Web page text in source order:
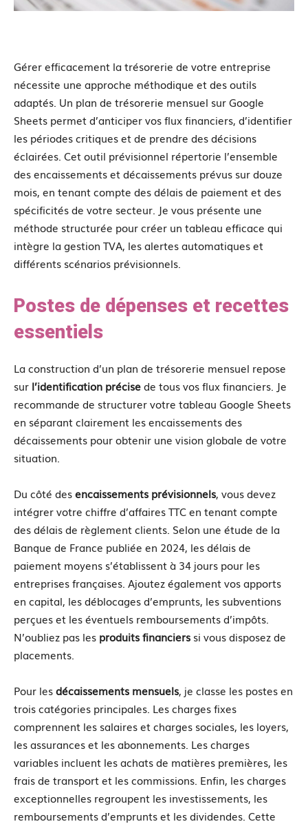
Gérer efficacement la trésorerie de votre entreprise
nécessite une approche méthodique et des outils
adaptés. Un plan de trésorerie mensuel sur Google
Sheets permet d’anticiper vos flux financiers, d’identifier
les périodes critiques et de prendre des décisions
éclairées. Cet outil prévisionnel répertorie l’ensemble
des encaissements et décaissements prévus sur douze
mois, en tenant compte des délais de paiement et des
spécificités de votre secteur. Je vous présente une
méthode structurée pour créer un tableau efficace qui
intègre la gestion TVA, les alertes automatiques et
différents scénarios prévisionnels.
Postes de dépenses et recettes
essentiels
La construction d’un plan de trésorerie mensuel repose
sur l’identification précisede tous vos flux financiers. Je
recommande de structurer votre tableau Google Sheets
en séparant clairement les encaissements des
décaissements pour obtenir une vision globale de votre
situation.
Du côté desencaissements prévisionnels, vous devez
intégrer votre chiffre d’affaires TTC en tenant compte
des délais de règlement clients. Selon une étude de la
Banque de France publiée en 2024, les délais de
paiement moyens s’établissent à 34 jours pour les
entreprises françaises. Ajoutez également vos apports
en capital, les déblocages d’emprunts, les subventions
perçues et les éventuels remboursements d’impôts.
N’oubliez pas les produits financiers si vous disposez de
placements.
Pour lesdécaissements mensuels, je classe les postes en
trois catégories principales. Les charges fixes
comprennent les salaires et charges sociales, les loyers,
les assurances et les abonnements. Les charges
variables incluent les achats de matières premières, les
frais de transport et les commissions. Enfin, les charges
exceptionnelles regroupent les investissements, les
remboursements d’emprunts et les dividendes. Cette